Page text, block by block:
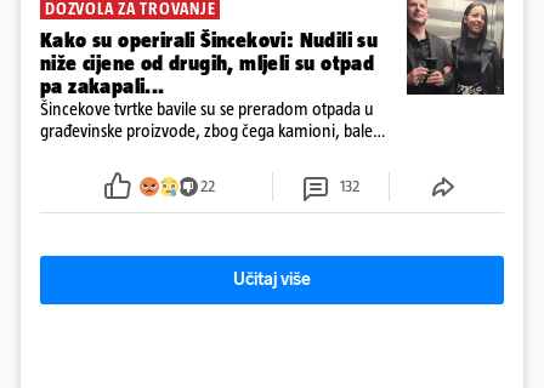
DOZVOLA ZA TROVANJE
Kako su operirali Šincekovi: Nudili su
niže cijene od drugih, mljeli su otpad
pa zakapali...
Šincekove tvrtke bavile su se preradom otpada u
građevinske proizvode, zbog čega kamioni, bale
22 132
Učitaj više